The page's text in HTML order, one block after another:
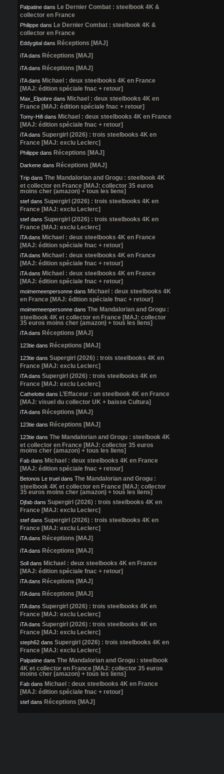
Palpatine dans Le Dernier Combat : steelbook 4K &
collector en France
Philippe dans Le Dernier Combat : steelbook 4K &
collector en France
Eddygital dans Réceptions [MAJ]
iTAdans Réceptions [MAJ]
iTAdans Réceptions [MAJ]
iTAdans Michael : deux steelbooks 4K en France
[MAJ: édition spéciale fnac + retour]
Max_Elpobre dans Michael : deux steelbooks 4K en
France [MAJ: édition spéciale fnac + retour]
Tomy-Hifi dans Michael : deux steelbooks 4K en France
[MAJ: édition spéciale fnac + retour]
iTAdans Supergirl (2026) : trois steelbooks 4K en
France [MAJ: exclu Leclerc]
Philippe dans Réceptions [MAJ]
Darkene dans Réceptions [MAJ]
Trip dans The Mandalorian and Grogu : steelbook 4K
et collector en France [MAJ: collector 35 euros
moins cher (amazon) + tous les liens]
stef dans Supergirl (2026) : trois steelbooks 4K en
France [MAJ: exclu Leclerc]
stef dans Supergirl (2026) : trois steelbooks 4K en
France [MAJ: exclu Leclerc]
iTAdans Michael : deux steelbooks 4K en France
[MAJ: édition spéciale fnac + retour]
iTAdans Michael : deux steelbooks 4K en France
[MAJ: édition spéciale fnac + retour]
iTAdans Michael : deux steelbooks 4K en France
[MAJ: édition spéciale fnac + retour]
moimemeenpersonne dans Michael : deux steelbooks 4K
en France [MAJ: édition spéciale fnac + retour]
moimemeenpersonne dans The Mandalorian and Grogu :
steelbook 4K et collector en France [MAJ: collector
35 euros moins cher (amazon) + tous les liens]
iTAdans Réceptions [MAJ]
123tie dans Réceptions [MAJ]
123tie dans Supergirl (2026) : trois steelbooks 4K en
France [MAJ: exclu Leclerc]
iTAdans Supergirl (2026) : trois steelbooks 4K en
France [MAJ: exclu Leclerc]
Cathelotte dans L’Effaceur : un steelbook 4K en France
[MAJ: visuel du collector UK + baisse Cultura]
iTAdans Réceptions [MAJ]
123tie dans Réceptions [MAJ]
123tie dans The Mandalorian and Grogu : steelbook 4K
et collector en France [MAJ: collector 35 euros
moins cher (amazon) + tous les liens]
Fab dans Michael : deux steelbooks 4K en France
[MAJ: édition spéciale fnac + retour]
Betonos Le truel dans The Mandalorian and Grogu :
steelbook 4K et collector en France [MAJ: collector
35 euros moins cher (amazon) + tous les liens]
Djfab dans Supergirl (2026) : trois steelbooks 4K en
France [MAJ: exclu Leclerc]
stef dans Supergirl (2026) : trois steelbooks 4K en
France [MAJ: exclu Leclerc]
iTAdans Réceptions [MAJ]
iTAdans Réceptions [MAJ]
Soll dans Michael : deux steelbooks 4K en France
[MAJ: édition spéciale fnac + retour]
iTAdans Réceptions [MAJ]
iTAdans Réceptions [MAJ]
iTAdans Supergirl (2026) : trois steelbooks 4K en
France [MAJ: exclu Leclerc]
iTAdans Supergirl (2026) : trois steelbooks 4K en
France [MAJ: exclu Leclerc]
steph62 dans Supergirl (2026) : trois steelbooks 4K en
France [MAJ: exclu Leclerc]
Palpatine dans The Mandalorian and Grogu : steelbook
4K et collector en France [MAJ: collector 35 euros
moins cher (amazon) + tous les liens]
Fab dans Michael : deux steelbooks 4K en France
[MAJ: édition spéciale fnac + retour]
stef dans Réceptions [MAJ]